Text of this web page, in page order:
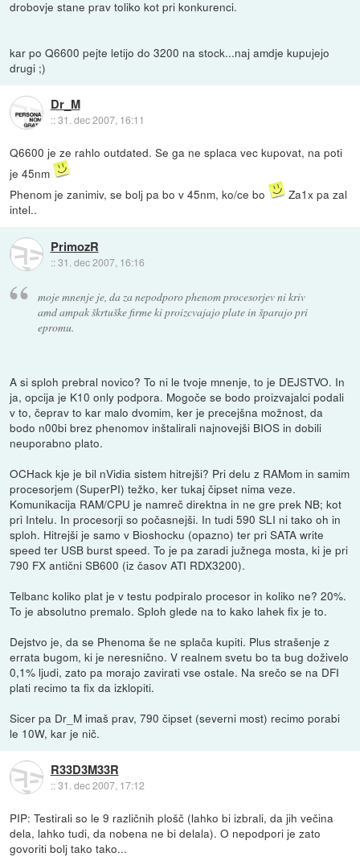
drobovje stane prav toliko kot pri konkurenci.
kar po Q6600 pejte letijo do 3200 na stock...naj amdje kupujejo
drugi ;)
Dr_M
::31. dec 2007, 16:11
Q6600 je ze rahlo outdated. Se ga ne splaca vec kupovat, na poti
je 45nm
Phenom je zanimiv, se bolj pa bo v 45nm, ko/ce bo
Za1x pa zal
intel..
PrimozR
::31. dec 2007, 16:16
moje mnenje je, da za nepodporo phenom procesorjev ni kriv
amd ampak škrtuške firme ki proizcvajajo plate in šparajo pri
epromu.
A si sploh prebral novico? To ni le tvoje mnenje, to je DEJSTVO. In
ja, opcija je K10 only podpora. Mogoče se bodo proizvajalci podali
v to, čeprav to kar malo dvomim, ker je precejšna možnost, da
bodo n00bi brez phenomov inštalirali najnovejši BIOS in dobili
neuporabno plato.
OCHack kje je bil nVidia sistem hitrejši? Pri delu z RAMom in samim
procesorjem (SuperPI) težko, ker tukaj čipset nima veze.
Komunikacija RAM/CPU je namreč direktna in ne gre prek NB; kot
pri Intelu. In procesorji so počasnejši. In tudi 590 SLI ni tako oh in
sploh. Hitrejši je samo v Bioshocku (opazno) ter pri SATA write
speed ter USB burst speed. To je pa zaradi južnega mosta, ki je pri
790 FX antični SB600 (iz časov ATI RDX3200).
Telbanc koliko plat je v testu podpiralo procesor in koliko ne? 20%.
To je absolutno premalo. Sploh glede na to kako lahek fix je to.
Dejstvo je, da se Phenoma še ne splača kupiti. Plus strašenje z
errata bugom, ki je neresnično. V realnem svetu bo ta bug doživelo
0,1% ljudi, zato pa morajo zavirati vse ostale. Na srečo se na DFI
plati recimo ta fix da izklopiti.
Sicer pa Dr_M imaš prav, 790 čipset (severni most) recimo porabi
le 10W, kar je nič.
R33D3M33R
::31. dec 2007, 17:12
PIP: Testirali so le 9 različnih plošč (lahko bi izbrali, da jih večina
dela, lahko tudi, da nobena ne bi delala). O nepodpori je zato
govoriti bolj tako tako...